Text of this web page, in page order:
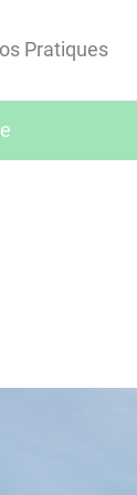
Pratiques